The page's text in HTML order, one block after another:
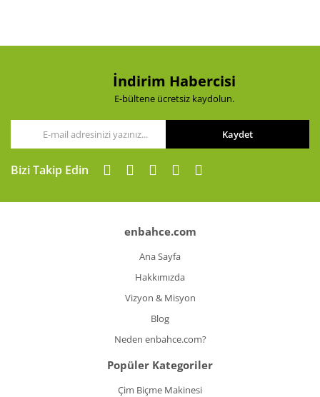
Ürün fiyatı diğer sitelerden daha pahalı.
Gönder
İndirim Habercisi
E-bültene ücretsiz kaydolun.
Kaydet
Bizi Takip Edin
enbahce.com
Ana Sayfa
Hakkımızda
Vizyon & Misyon
Blog
Neden enbahce.com?
Popüler Kategoriler
Çim Biçme Makinesi